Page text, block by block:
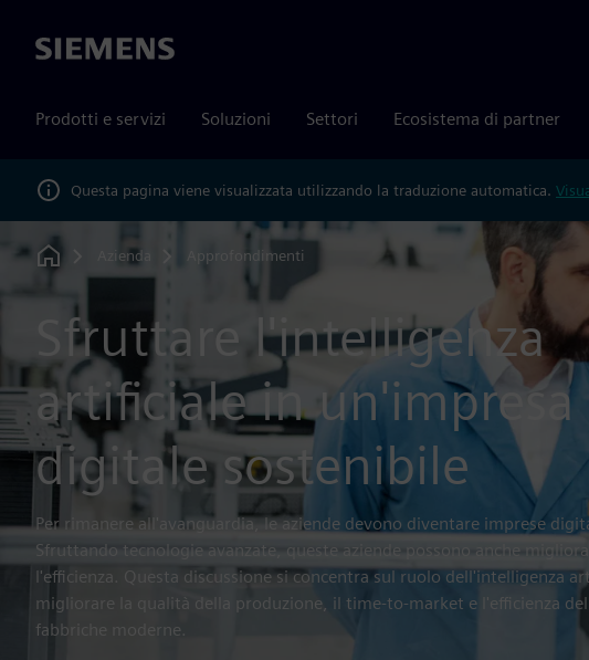
Siemens
Prodotti e servizi Soluzioni Settori Ecosistema di partner
Questa pagina viene visualizzata utilizzando la traduzione automatica.
Home
Azienda Approfondimenti
Sfruttare l'intelligenza
artificiale in un'impresa
digitale sostenibile
Per rimanere all'avanguardia, le aziende devono diventare imprese
Sfruttando tecnologie avanzate, queste aziende possono anche
l'efficienza. Questa discussione si concentra sul ruolo dell'intelligenza
migliorare la qualità della produzione, il time-to-market e l'efficienza
fabbriche moderne.